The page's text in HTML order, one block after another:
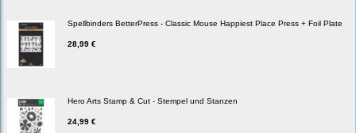
Spellbinders BetterPress - Classic Mouse Happiest Place Press + Foil Plate
28,99 €
Hero Arts Stamp & Cut - Stempel und Stanzen
24,99 €